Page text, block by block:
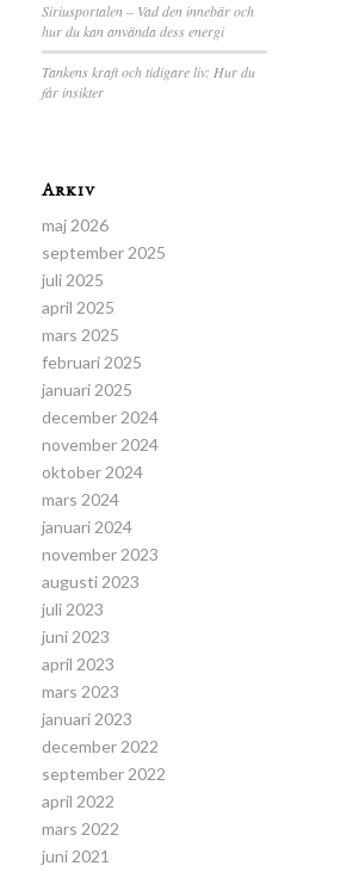
Siriusportalen – Vad den innebär och
hur du kan använda dess energi
Tankens kraft och tidigare liv: Hur du
får insikter
Arkiv
maj 2026
september 2025
juli 2025
april 2025
mars 2025
februari 2025
januari 2025
december 2024
november 2024
oktober 2024
mars 2024
januari 2024
november 2023
augusti 2023
juli 2023
juni 2023
april 2023
mars 2023
januari 2023
december 2022
september 2022
april 2022
mars 2022
juni 2021